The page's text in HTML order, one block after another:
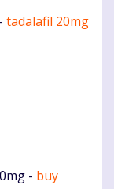
tadalafil 20mg
- buy